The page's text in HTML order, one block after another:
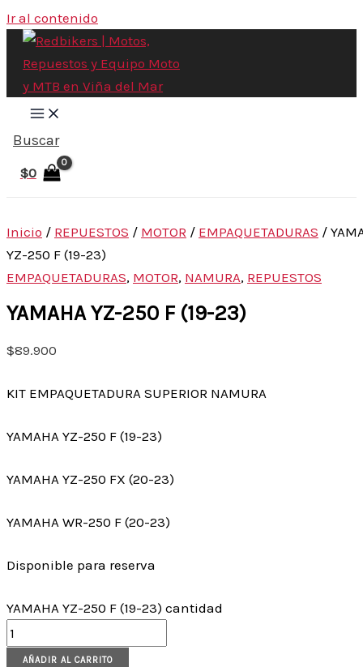
Ir al contenido
Buscar
$0
Inicio / REPUESTOS / MOTOR / EMPAQUETADURAS /
YZ-250 F (19-23)
EMPAQUETADURAS, MOTOR, NAMURA, REPUESTOS
YAMAHA YZ-250 F (19-23)
$89.900
KIT EMPAQUETADURA SUPERIOR NAMURA
YAMAHA YZ-250 F (19-23)
YAMAHA YZ-250 FX (20-23)
YAMAHA WR-250 F (20-23)
Disponible para reserva
YAMAHA YZ-250 F (19-23) cantidad
AÑADIR AL CARRITO